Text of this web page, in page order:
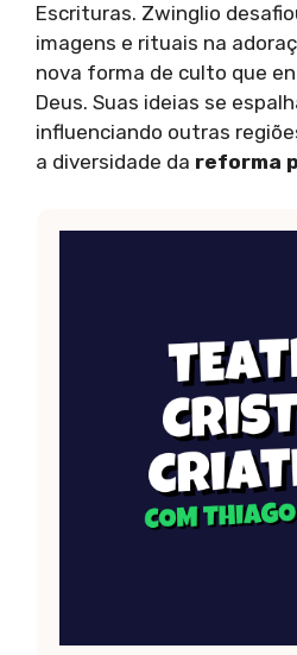
Escrituras. Zwinglio
imagens e rituais na
nova forma de culto que
Deus. Suas ideias se
influenciando outras
a diversidade da reforma